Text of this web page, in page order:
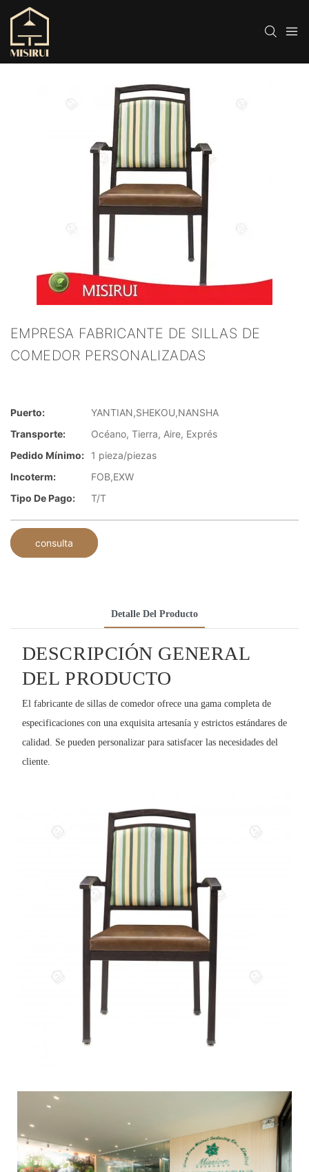
EMPRESA FABRICANTE DE SILLAS DE
COMEDOR PERSONALIZADAS
Puerto:
YANTIAN,SHEKOU,NANSHA
Transporte:
Océano, Tierra, Aire, Exprés
Pedido Mínimo:
1 pieza/piezas
Incoterm:
FOB,EXW
Tipo De Pago:
T/T
consulta
Detalle Del Producto
DESCRIPCIÓN GENERAL
DEL PRODUCTO
El fabricante de sillas de comedor ofrece una gama completa de
especificaciones con una exquisita artesanía y estrictos estándares de
calidad. Se pueden personalizar para satisfacer las necesidades del
cliente.